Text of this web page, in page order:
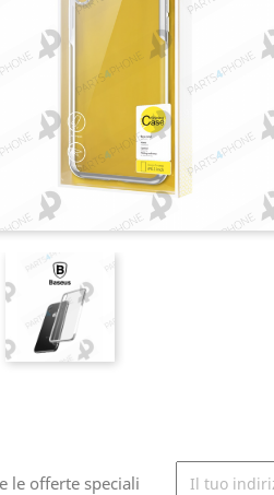
le offerte speciali